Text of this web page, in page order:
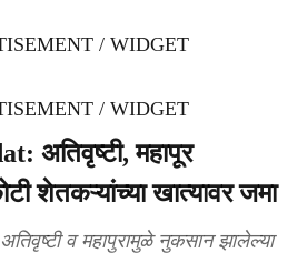
/ WIDGET
/ WIDGET
अतिवृष्टी, महापूर
शेतकऱ्यांच्या खात्यावर जमा
व महापुरामुळे नुकसान झालेल्या